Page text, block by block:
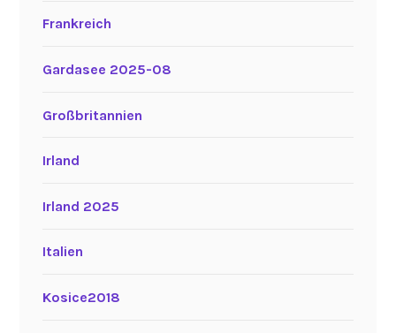
Frankreich
Gardasee 2025-08
Großbritannien
Irland
Irland 2025
Italien
Kosice2018